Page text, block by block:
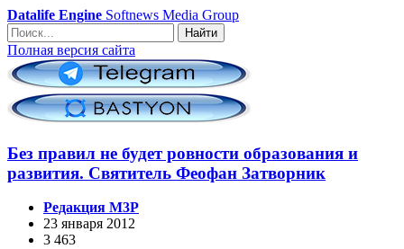
Datalife Engine Softnews Media Group
Найти
Полная версия сайта
Без правил не будет ровности образования и
развития. Святитель Феофан Затворник
Редакция М3Р
23 января 2012
3 463